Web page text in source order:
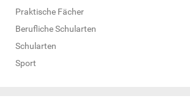
Praktische Fächer
Berufliche Schularten
Schularten
Sport